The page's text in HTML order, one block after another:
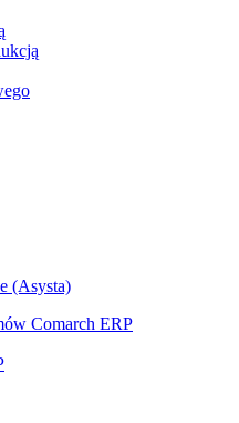
(Asysta)
Comarch ERP